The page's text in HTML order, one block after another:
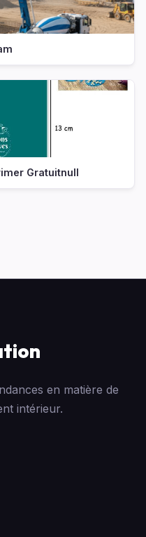
Gratuitnull
en matière de
intérieur.